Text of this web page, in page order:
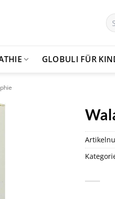
GLOBULI FÜR